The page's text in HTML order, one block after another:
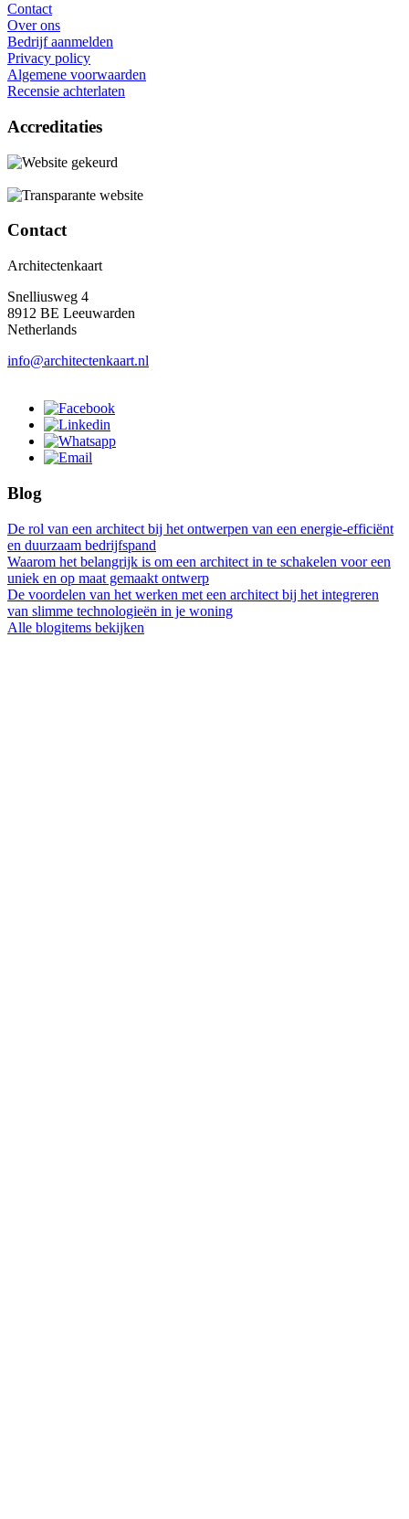
Contact
Over ons
Bedrijf aanmelden
Privacy policy
Algemene voorwaarden
Recensie achterlaten
Accreditaties
Contact
Architectenkaart
Snelliusweg 4
8912 BE Leeuwarden
Netherlands
info@architectenkaart.nl
Blog
De rol van een architect bij het ontwerpen van een energie-efficiënt
en duurzaam bedrijfspand
Waarom het belangrijk is om een architect in te schakelen voor een
uniek en op maat gemaakt ontwerp
De voordelen van het werken met een architect bij het integreren
van slimme technologieën in je woning
Alle blogitems bekijken